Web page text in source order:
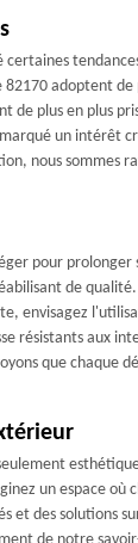
adoptent
plus en plus
un intérêt
nous sommes
pour prolonger
de
envisagez
résistants aux
que chaque
un espace
et des solutions